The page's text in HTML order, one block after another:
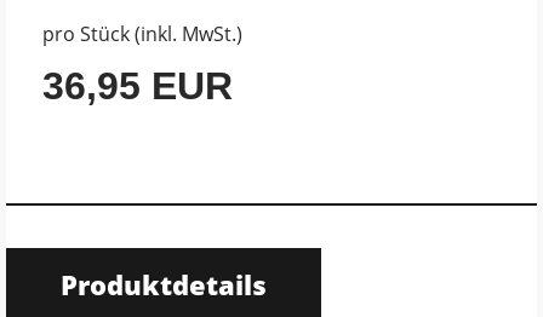
pro Stück (inkl. MwSt.)
36,95 EUR
Produktdetails